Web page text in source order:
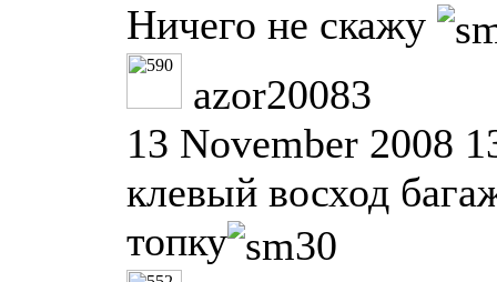
Ничего не скажу
azor20083
13 November 2008
клевый восход
топку